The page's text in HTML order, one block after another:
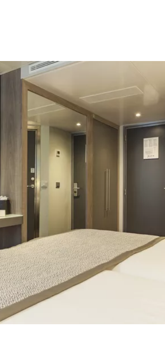
MS Douro Spirit
WhatsApp
Link kopieren